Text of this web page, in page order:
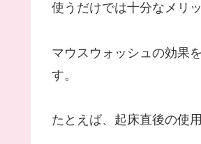
使うだけでは十分なメリ
マウスウォッシュの効果
す。
たとえば、起床直後の使